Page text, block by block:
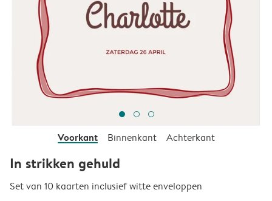
Voorkant Binnenkant Achterkant
In strikken gehuld
Set van 10 kaarten inclusief witte enveloppen